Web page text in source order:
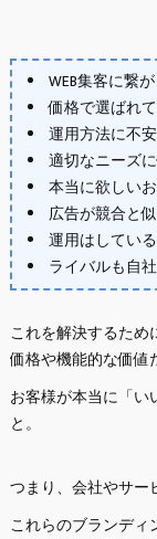
WEB集客に繋
価格で選ばれ
運用方法に不
適切なニーズ
本当に欲しい
広告が競合と
運用はしてい
ライバルも自
これを解決するため
価格や機能的な価値
お客様が本当に「い
と。
つまり、会社やサー
これらのブランデ